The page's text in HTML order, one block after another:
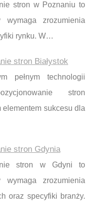
stron w Poznaniu to
wymaga zrozumienia
rynku. W…
stron Białystok
pełnym technologii
stron
elementem sukcesu dla
stron Gdynia
stron w Gdyni to
wymaga zrozumienia
oraz specyfiki branży.